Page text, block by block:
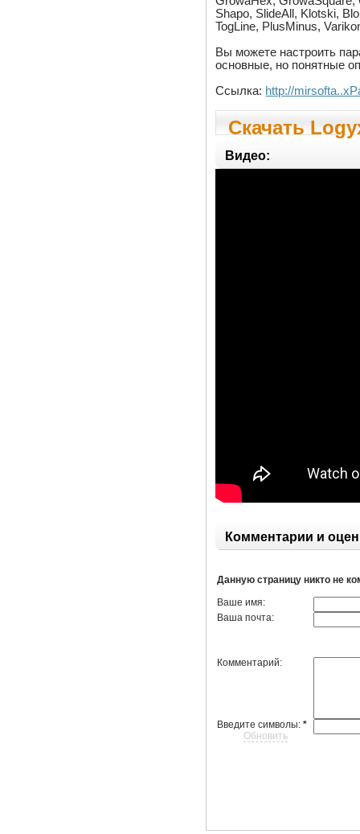
Shapo, SlideAll, Klotski,
TogLine, PlusMinus,
Вы можете настроить
основные, но понятные
Ссылка: http://
Скачать
Видео:
Комментарии и
Данную страницу никто не
Ваше имя:
Ваша почта:
Комментарий:
Введите символы:*
Обновить